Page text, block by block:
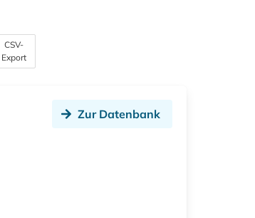
CSV-
Export
Zur Datenbank